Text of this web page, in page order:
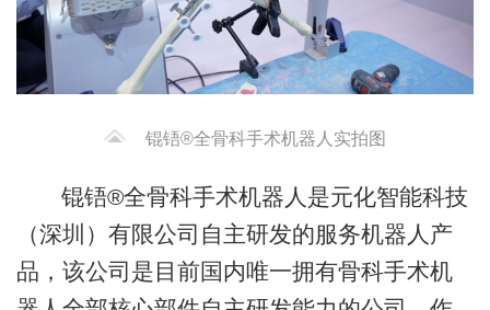
锟铻®全骨科手术机器人实拍图
锟铻®全骨科手术机器人是元化智能科技
（深圳）有限公司自主研发的服务机器人产
品，该公司是目前国内唯一拥有骨科手术机